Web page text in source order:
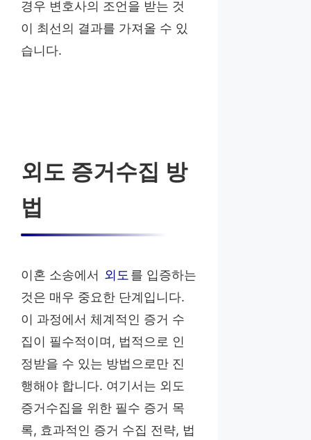
경우 변호사의 조언을 받는 것
이 최선의 결과를 가져올 수 있
습니다.
외도 증거수집 방
법
이혼 소송에서 외도 를 입증하는
것은 매우 중요한 단계입니다.
이 과정에서 체계적인 증거 수
집이 필수적이며, 법적으로 인
정받을 수 있는 방법으로만 진
행해야 합니다. 여기서는 외도
증거수집을 위한 필수 증거 목
록, 효과적인 증거 수집 전략, 법